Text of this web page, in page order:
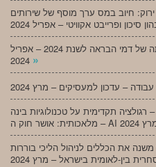
חיוב במס ערך מוסף של שירותים
מעו”דכן יחסי עבודה – הקפאה והפחתה של דמי הבראה לשנת 2024 – אפריל
»
רגולציה תקדימית על טכנולוגיות בינה
את הכללים לניהול הליכי בוררות